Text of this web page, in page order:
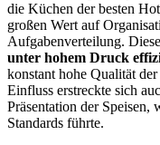
die Küchen der besten
großen Wert auf
Aufgabenverteilung.
unter hohem Druck
konstant hohe Qualität
Einfluss erstreckte sich
Präsentation der Speisen,
Standards führte.